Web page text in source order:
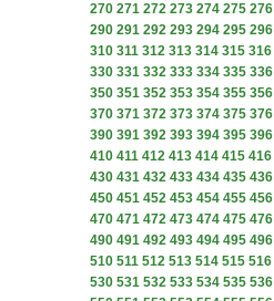
270 271 272 273 274 275 276
290 291 292 293 294 295 296
310 311 312 313 314 315 316
330 331 332 333 334 335 336
350 351 352 353 354 355 356
370 371 372 373 374 375 376
390 391 392 393 394 395 396
410 411 412 413 414 415 416
430 431 432 433 434 435 436
450 451 452 453 454 455 456
470 471 472 473 474 475 476
490 491 492 493 494 495 496
510 511 512 513 514 515 516
530 531 532 533 534 535 536